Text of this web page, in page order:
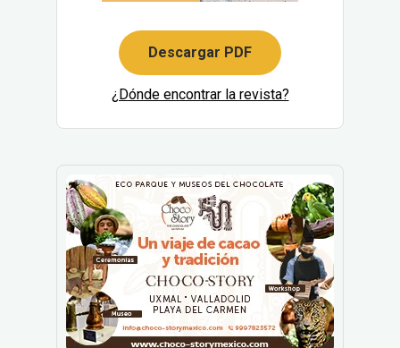
Descargar PDF
¿Dónde encontrar la revista?